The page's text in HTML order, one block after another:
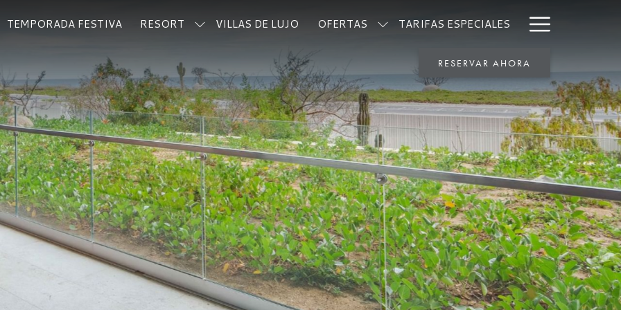
TEMPORADA FESTIVA RESORT VILLAS DE LUJO OFERTAS TARIFAS ESPECIALES Menu
RESERVAR AHORA